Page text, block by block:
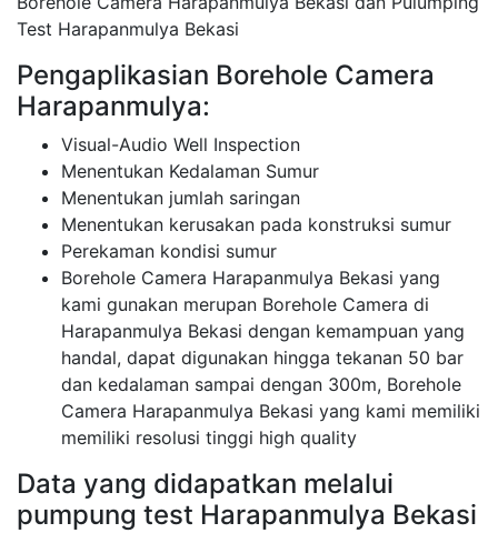
Test Harapanmulya Bekasi
Pengaplikasian Borehole Camera
Harapanmulya:
Visual-Audio Well Inspection
Menentukan Kedalaman Sumur
Menentukan jumlah saringan
Menentukan kerusakan pada konstruksi sumur
Perekaman kondisi sumur
Borehole Camera Harapanmulya Bekasi yang
kami gunakan merupan Borehole Camera di
Harapanmulya Bekasi dengan kemampuan yang
handal, dapat digunakan hingga tekanan 50 bar
dan kedalaman sampai dengan 300m, Borehole
Camera Harapanmulya Bekasi yang kami memiliki
memiliki resolusi tinggi high quality
Data yang didapatkan melalui
pumpung test Harapanmulya Bekasi